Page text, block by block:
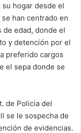
hogar desde el
han centrado en
de edad, donde el
y detención por el
preferido cargos
el sepa donde se
de Policia del
se le sospecha de
de evidencias.